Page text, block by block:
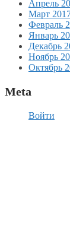
Апрель
Март
Февраль
Январь
Декабрь
Ноябрь
Октябрь
Meta
Войти